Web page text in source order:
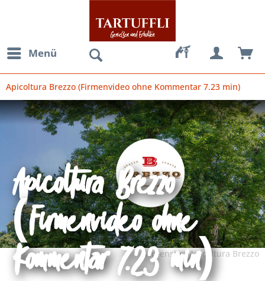
Menü
Apicoltura Brezzo (Firmenvideo ohne Kommentar 7.23 min)
screenshot Apicoltura Brezzo
Apicoltura Brezzo
(Firmenvideo ohne
Kommentar 7.23 min)